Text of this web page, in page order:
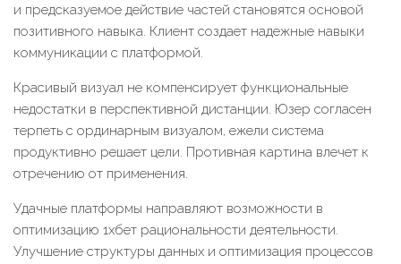
и предсказуемое действие частей становятся основой
позитивного навыка. Клиент создает надежные навыки
коммуникации с платформой.
Красивый визуал не компенсирует функциональные
недостатки в перспективной дистанции. Юзер согласен
терпеть с ординарным визуалом, ежели система
продуктивно решает цели. Противная картина влечет к
отречению от применения.
Удачные платформы направляют возможности в
оптимизацию 1хбет рациональности деятельности.
Улучшение структуры данных и оптимизация процессов